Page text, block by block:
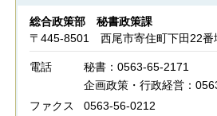
総合政策部 秘書政策課
〒445-8501 西尾市寄住町下田22番
電話
秘書：0563-65-2171
企画政策・行政経営：
ファクス
0563-56-0212